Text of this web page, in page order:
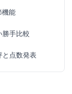
機能
手比較
点数発表